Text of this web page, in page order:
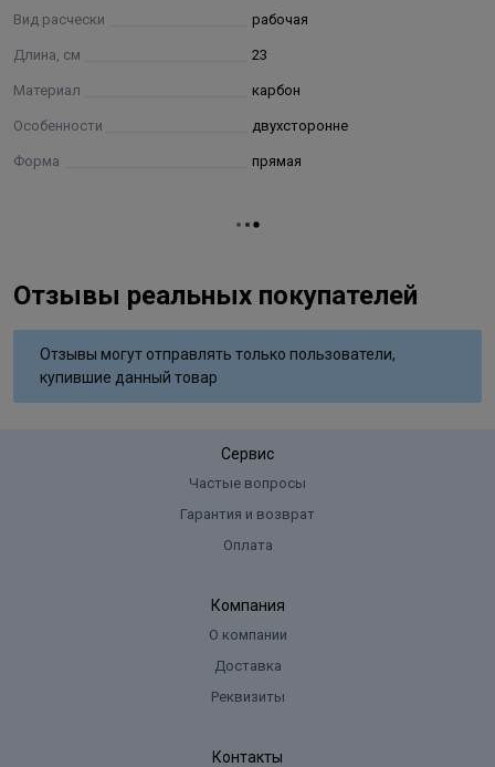
Вид расчески рабочая
Длина, см 23
Материал карбон
Особенности двухсторонне
Форма прямая
Отзывы реальных покупателей
Отзывы могут отправлять только пользователи,
купившие данный товар
Сервис
Частые вопросы
Гарантия и возврат
Оплата
Компания
О компании
Доставка
Реквизиты
Контакты